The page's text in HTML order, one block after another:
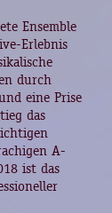
Ensemble
Erlebnis
durch
eine Prise
das
A-
ist das